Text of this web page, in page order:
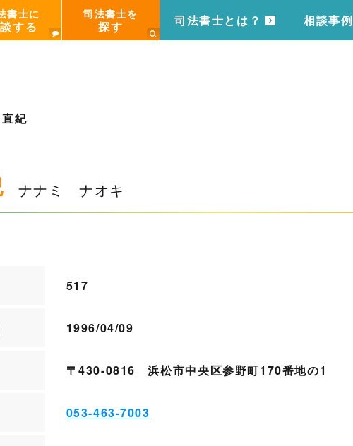
書士に
する
司法書士を
探す 司法書士とは？ 相談事例
直紀
ナナミ ナオキ
517
1996/04/09
〒430-0816 浜松市中央区参野町170番地の1
053-463-7003